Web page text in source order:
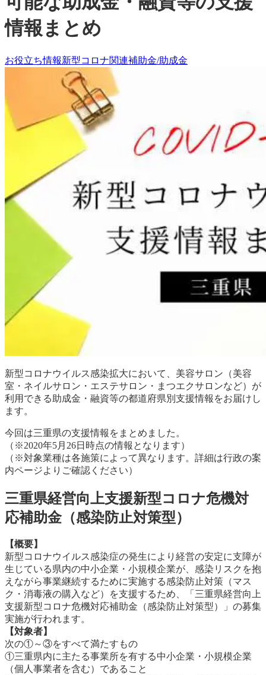
情報まとめ
お役立ち情報新型コロナ関連補助金/助成金
新型コロナウイルス感染拡大において、美容サロン（美容
室・ネイルサロン・エステサロン・まつエクサロンなど）が
利用できる助成金・融資等の都道府県別支援情報をお届けし
ます。
今回は三重県の支援情報をまとめました。
（※2020年5月26日時点の情報となります）
（※対象業種は各施策によって異なります。詳細は行政の案
内ページよりご確認ください）
三重県経営向上支援新型コロナ危機対
応補助金（感染防止対策型）
【概要】
新型コロナウイルス感染症の発生により経営の安定に支障が
生じている県内の中小企業・小規模企業が、感染リスクを抱
えながら事業継続するために実施する感染防止対策（マス
ク・消毒液の購入など）を支援するため、「三重県経営向上
支援新型コロナ危機対応補助金（感染防止対策型）」の募集
実施が行われます。
【対象者】
次の①～③をすべて満たすもの
①三重県内に主たる事業所を有する中小企業・小規模企業
（個人事業者を含む）であること